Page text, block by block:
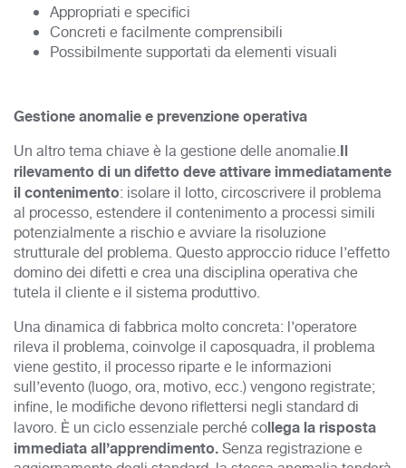
Appropriati e specifici
Concreti e facilmente comprensibili
Possibilmente supportati da elementi visuali
Gestione anomalie e prevenzione operativa
Un altro tema chiave è la gestione delle anomalie.Il
rilevamento di un difetto deve attivare immediatamente
il contenimento: isolare il lotto, circoscrivere il problema
al processo, estendere il contenimento a processi simili
potenzialmente a rischio e avviare la risoluzione
strutturale del problema. Questo approccio riduce l’effetto
domino dei difetti e crea una disciplina operativa che
tutela il cliente e il sistema produttivo.
Una dinamica di fabbrica molto concreta: l’operatore
rileva il problema, coinvolge il caposquadra, il problema
viene gestito, il processo riparte e le informazioni
sull’evento (luogo, ora, motivo, ecc.) vengono registrate;
infine, le modifiche devono riflettersi negli standard di
lavoro. È un ciclo essenziale perché collega la risposta
immediata all’apprendimento.Senza registrazione e